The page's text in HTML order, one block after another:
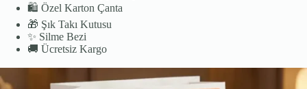
🛍️ Özel Karton Çanta
🎁 Şık Takı Kutusu
✨ Silme Bezi
🚚 Ücretsiz Kargo